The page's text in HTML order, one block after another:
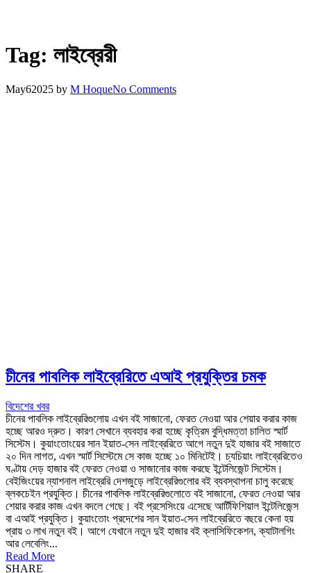
Tag: লাইব্রেরী
May62025 by M HoqueNo Comments
চীনের পাবলিক লাইব্রেরিতে এআই প্রযুক্তির চমক
বিদেশের খবর
চীনের পাবলিক লাইব্রেরিগুলোয় এখন বই সাজানো, ফেরত নেওয়া আর শেয়ার করার কাজ
হচ্ছে আরও দ্রুত। কারণ সেখানে ব্যবহার করা হচ্ছে কৃত্রিম বুদ্ধিমত্তা চালিত স্মার্ট
সিস্টেম। কুয়াংতোংয়ের সান ইয়াত-সেন লাইব্রেরিতে আগে নতুন দুই হাজার বই সাজাতে
২০ দিন লাগত, এখন স্মার্ট সিস্টেমে সে কাজ হচ্ছে ১০ মিনিটেই। চ্যচিয়াং লাইব্রেরিতেও
ঘণ্টায় দেড় হাজার বই ফেরত নেওয়া ও সাজানোর কাজ করছে ইন্টেলিজেন্ট সিস্টেম।
বেইজিংয়ের ন্যাশনাল লাইব্রেরি দেশজুড়ে লাইব্রেরিগুলোর বই ব্যবস্থাপনা চালু করেছে
ব্লকচেইন প্রযুক্তি। চীনের পাবলিক লাইব্রেরিগুলোতে বই সাজানো, ফেরত নেওয়া আর
শেয়ার করার কাজ এখন বদলে গেছে। বই প্রসেসিংয়ে এসেছে আর্টিফিশিয়াল ইন্টেলিজেন্স
বা এআই প্রযুক্তি। কুয়াংতোং প্রদেশের সান ইয়াত-সেন লাইব্রেরিতে বছরে কেনা হয়
প্রায় ৩ লাখ নতুন বই। আগে যেখানে নতুন দুই হাজার বই ক্লাসিফিকেশন, ক্যাটালগিং
আর লেবেলিং...
Read More
SHARE